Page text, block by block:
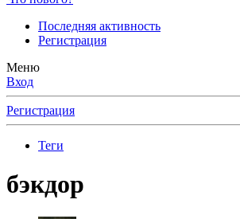
Последняя активность
Регистрация
Меню
Вход
Регистрация
Теги
бэкдор